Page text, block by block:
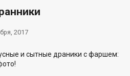
2017